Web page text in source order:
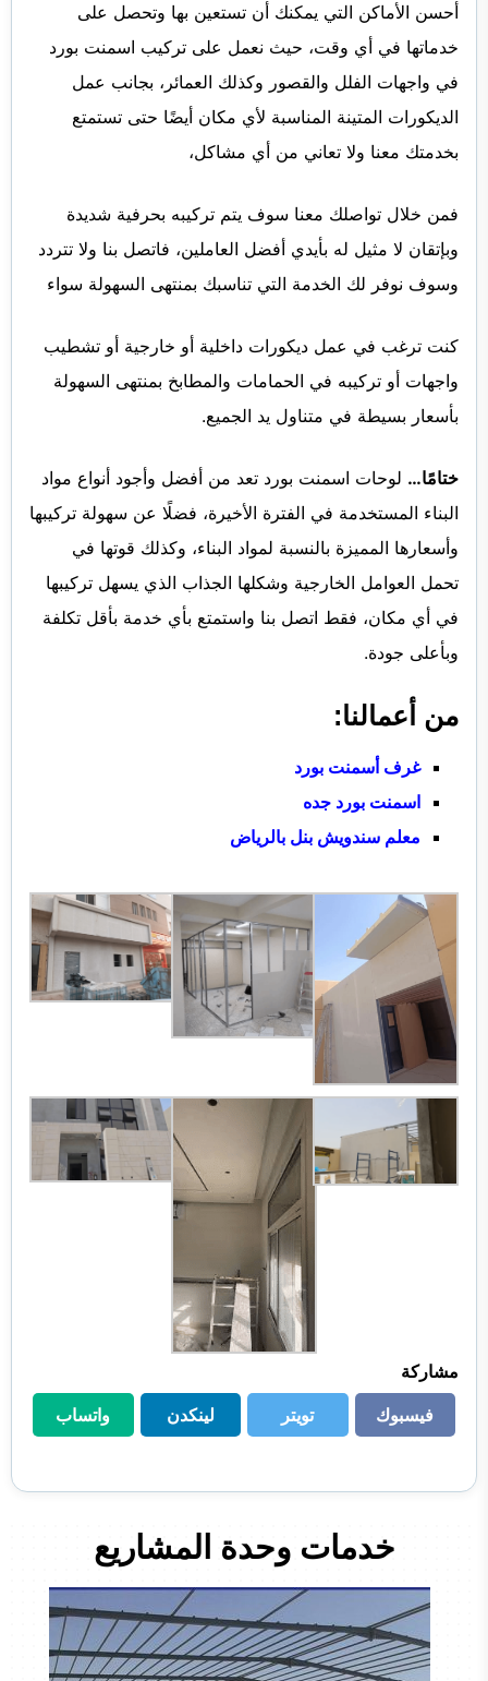
أحسن الأماكن التي يمكنك أن تستعين بها وتحصل على
خدماتها في أي وقت، حيث نعمل على تركيب اسمنت بورد
في واجهات الفلل والقصور وكذلك العمائر، بجانب عمل
الديكورات المتينة المناسبة لأي مكان أيضًا حتى تستمتع
بخدمتك معنا ولا تعاني من أي مشاكل،
فمن خلال تواصلك معنا سوف يتم تركيبه بحرفية شديدة
وبإتقان لا مثيل له بأيدي أفضل العاملين، فاتصل بنا ولا تتردد
وسوف نوفر لك الخدمة التي تناسبك بمنتهى السهولة سواء
كنت ترغب في عمل ديكورات داخلية أو خارجية أو تشطيب
واجهات أو تركيبه في الحمامات والمطابخ بمنتهى السهولة
بأسعار بسيطة في متناول يد الجميع.
ختامًا… لوحات اسمنت بورد تعد من أفضل وأجود أنواع مواد
البناء المستخدمة في الفترة الأخيرة، فضلًا عن سهولة تركيبها
وأسعارها المميزة بالنسبة لمواد البناء، وكذلك قوتها في
تحمل العوامل الخارجية وشكلها الجذاب الذي يسهل تركيبها
في أي مكان، فقط اتصل بنا واستمتع بأي خدمة بأقل تكلفة
وبأعلى جودة.
من أعمالنا:
غرف أسمنت بورد
اسمنت بورد جده
معلم سندويش بنل بالرياض
مشاركة
فيسبوك
فيسبوك
تويتر
تويتر
لينكدن
لينكدن
واتساب
واتساب
خدمات وحدة المشاريع